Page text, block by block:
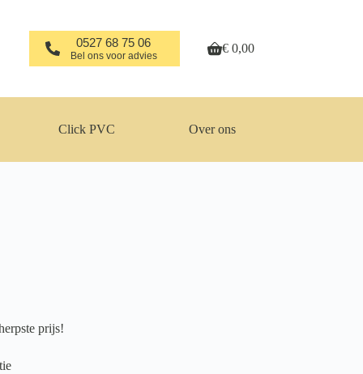
0527 68 75 06
Bel ons voor advies Winkelwagen
€0,00
Click PVC Over ons
prijs!